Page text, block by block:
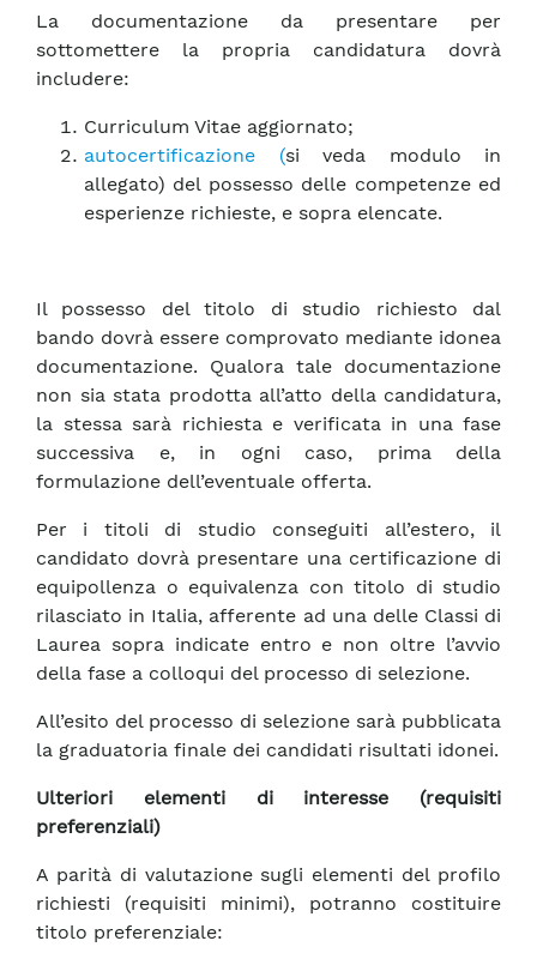
La documentazione da presentare per
sottomettere la propria candidatura dovrà
includere:
Curriculum Vitae aggiornato;
autocertificazione (si veda modulo in
allegato) del possesso delle competenze ed
esperienze richieste, e sopra elencate.
Il possesso del titolo di studio richiesto dal
bando dovrà essere comprovato mediante idonea
documentazione. Qualora tale documentazione
non sia stata prodotta all’atto della candidatura,
la stessa sarà richiesta e verificata in una fase
successiva e, in ogni caso, prima della
formulazione dell’eventuale offerta.
Per i titoli di studio conseguiti all’estero, il
candidato dovrà presentare una certificazione di
equipollenza o equivalenza con titolo di studio
rilasciato in Italia, afferente ad una delle Classi di
Laurea sopra indicate entro e non oltre l’avvio
della fase a colloqui del processo di selezione.
All’esito del processo di selezione sarà pubblicata
la graduatoria finale dei candidati risultati idonei.
Ulteriori elementi di interesse (requisiti
preferenziali)
A parità di valutazione sugli elementi del profilo
richiesti (requisiti minimi), potranno costituire
titolo preferenziale: